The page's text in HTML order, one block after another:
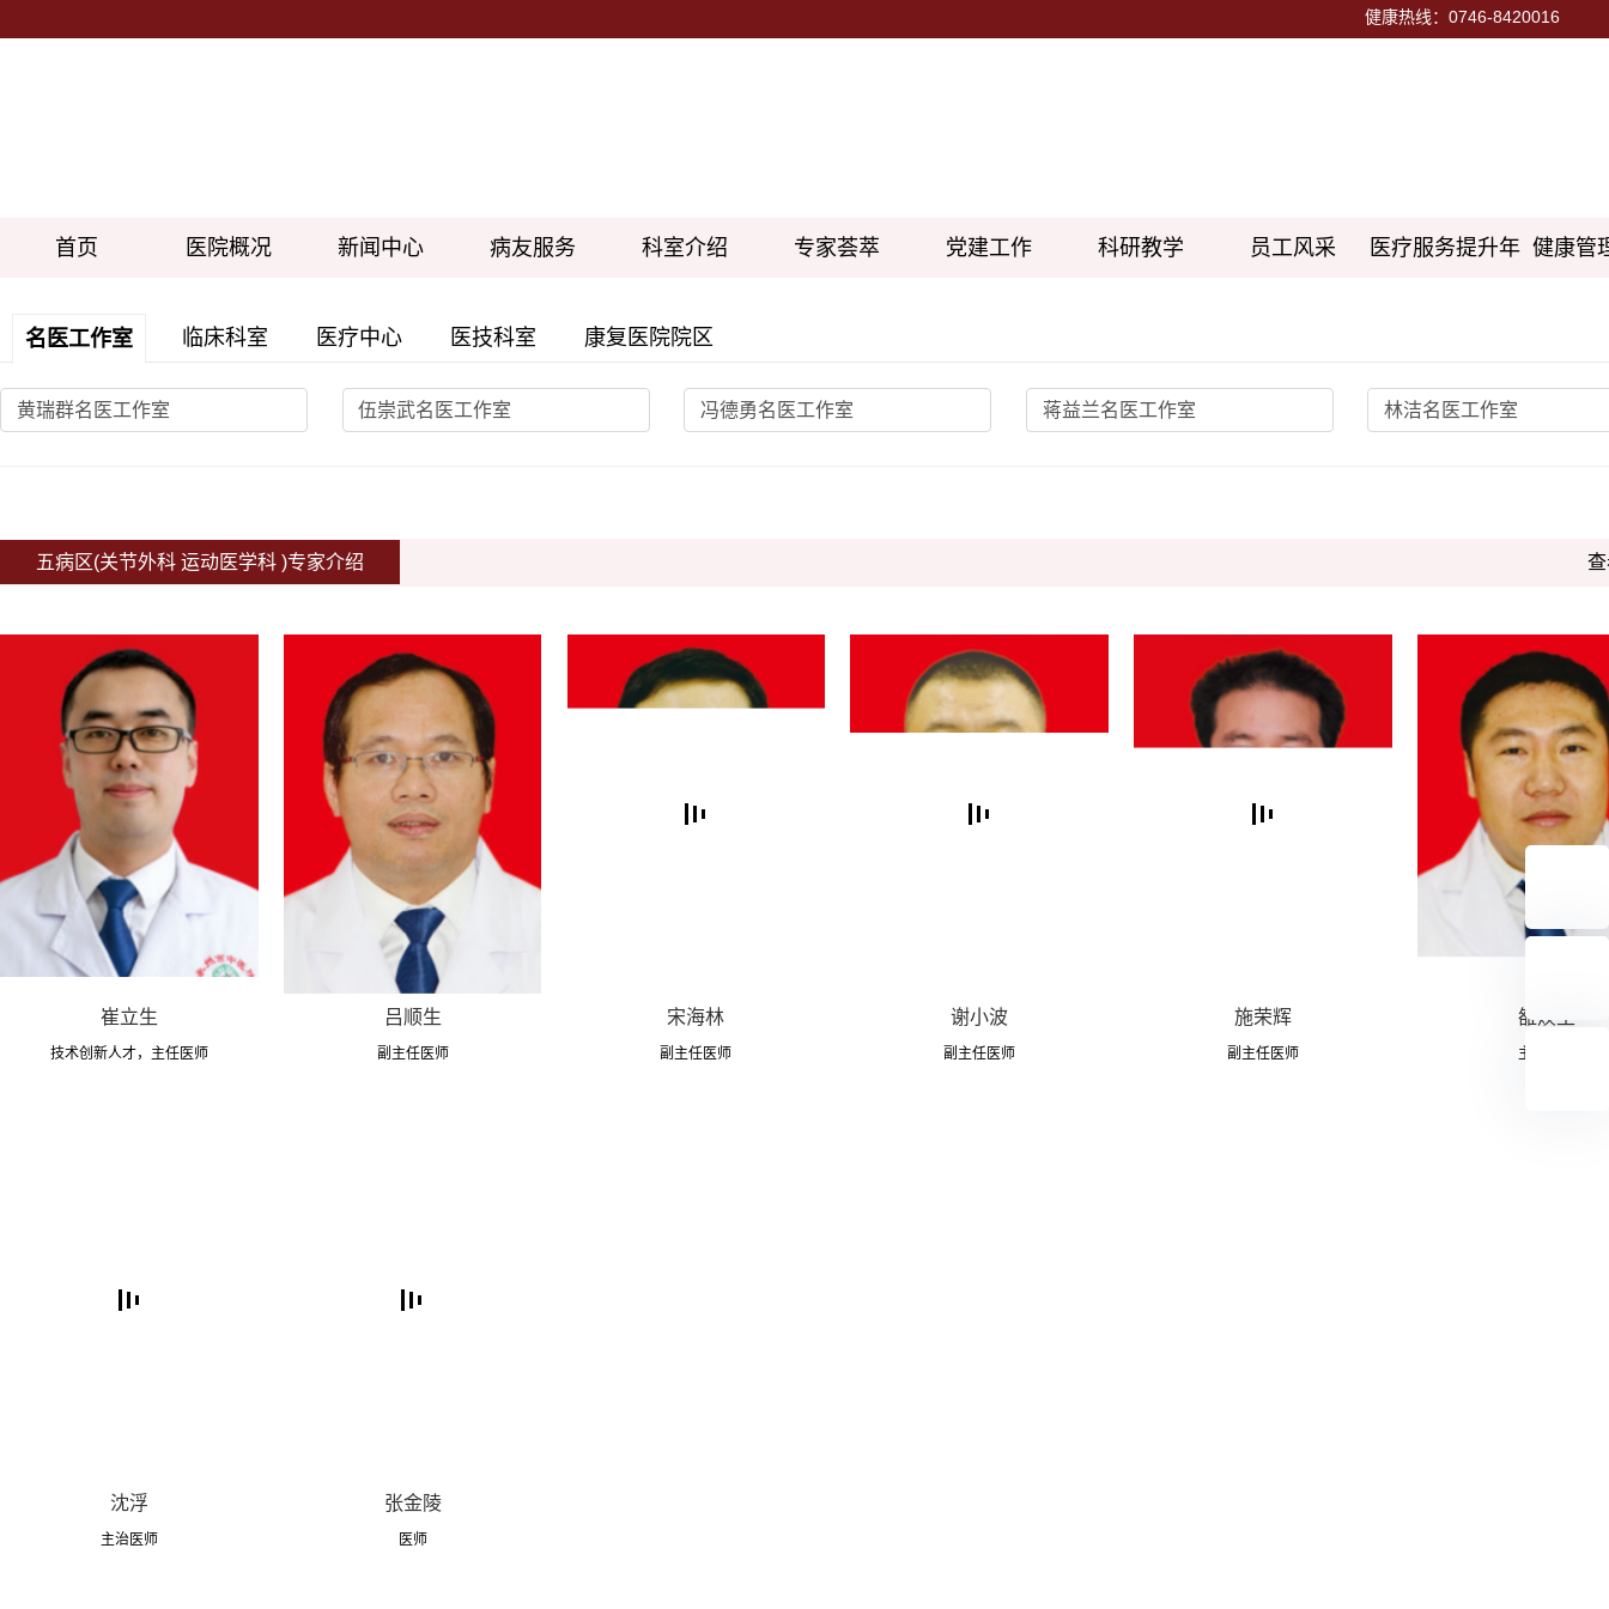
健康热线：0746-8420016
首页 医院概况 新闻中心 病友服务 科室介绍 专家荟萃 党建工作 科研教学 员工风采 医疗服务提升年 健康管
名医工作室 临床科室 医疗中心 医技科室 康复医院院区
黄瑞群名医工作室 伍崇武名医工作室 冯德勇名医工作室 蒋益兰名医工作室 林洁名医工作室
五病区(关节外科 运动医学科 )专家介绍
崔立生
技术创新人才，主任医师
吕顺生
副主任医师
宋海林
副主任医师
谢小波
副主任医师
施荣辉
副主任医师
雒焕生
主治医师
沈浮
主治医师
张金陵
医师